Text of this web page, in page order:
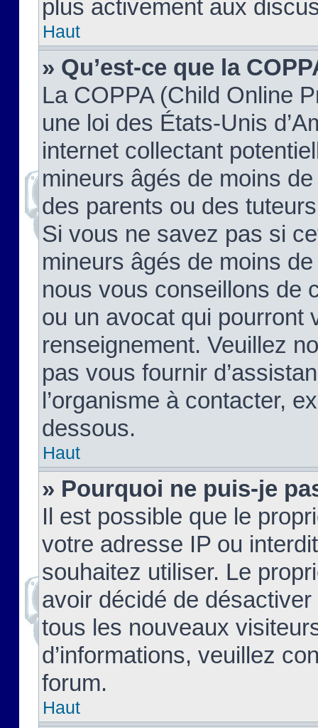
plus activement aux
Haut
» Qu’est-ce que la
La COPPA (Child Online
une loi des États-Unis
internet collectant
mineurs âgés de moins
des parents ou des
Si vous ne savez pas si
mineurs âgés de moins
nous vous conseillons de
ou un avocat qui pourront
renseignement. Veuillez
pas vous fournir
l’organisme à contacter,
dessous.
Haut
» Pourquoi ne puis-je
Il est possible que le
votre adresse IP ou
souhaitez utiliser. Le
avoir décidé de
tous les nouveaux
d’informations, veuillez
forum.
Haut